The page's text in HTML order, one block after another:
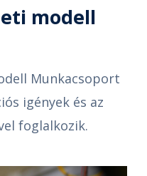
modell
Munkacsoport
igények és az
foglalkozik.